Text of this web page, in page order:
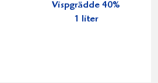
Vispgrädde 40%
1 liter